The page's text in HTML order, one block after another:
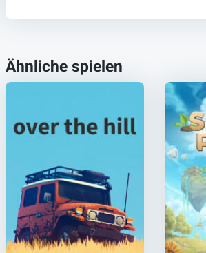
Ähnliche spielen